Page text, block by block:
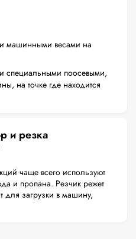
машинными весами на
специальными поосевыми,
на точке где находится
и резка
чаще всего используют
и пропана. Резчик режет
для загрузки в машину,